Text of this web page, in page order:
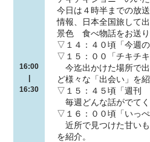
16:00
16:30
今日は４時半までの放
情報、日本全国旅して
景色 食べ物話をお送り
▽１４：４０頃「今週の
▽１５：００「チキチキ
今迄出かけた場所で
ど様々な「出会い」を紹
▽１５：４５頃「週刊
毎週どんな話がでてく
▽１６：００頃「いっぺ
近所で見つけた甘いも
を紹介。